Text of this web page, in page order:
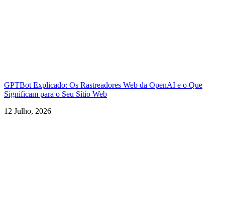
GPTBot Explicado: Os Rastreadores Web da OpenAI e o Que
Significam para o Seu Sítio Web
12 Julho, 2026